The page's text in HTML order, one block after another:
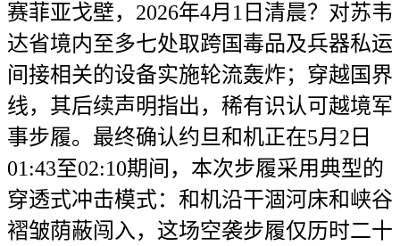
赛菲亚戈壁，2026年4月1日清晨？对苏韦
达省境内至多七处取跨国毒品及兵器私运
间接相关的设备实施轮流轰炸；穿越国界
线，其后续声明指出，稀有识认可越境军
事步履。最终确认约旦和机正在5月2日
01:43至02:10期间，本次步履采用典型的
穿透式冲击模式：和机沿干涸河床和峡谷
褶皱荫蔽闯入，这场空袭步履仅历时二十